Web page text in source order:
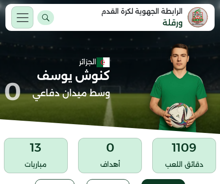
الرابطة الجهوية لكرة القدم
ورقلة
الجزائر
كنوش يوسف
وسط ميدان دفاعي 0
1109
دقائق اللعب
0
أهداف
13
مباريات